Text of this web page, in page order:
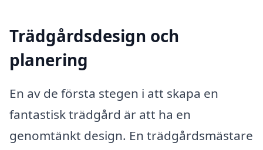
Trädgårdsdesign och
planering
En av de första stegen i att skapa en
fantastisk trädgård är att ha en
genomtänkt design. En trädgårdsmästare